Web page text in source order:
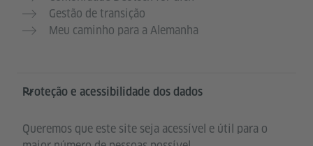
Gestão de transição
Meu caminho para a Alemanha
Proteção e acessibilidade dos dados
Queremos que este site seja acessível e útil para o